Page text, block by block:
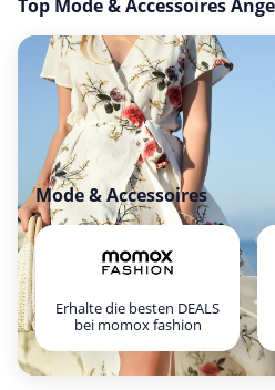
Top Mode & Accessoires
Mode & Accessoires
Erhalte die besten DEALS
bei momox fashion